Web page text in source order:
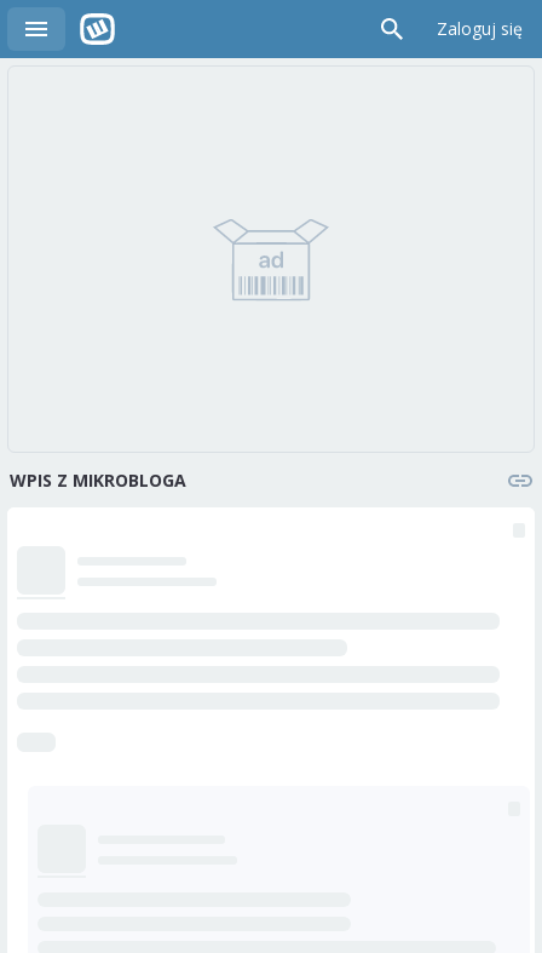
Zaloguj się
WPIS Z MIKROBLOGA